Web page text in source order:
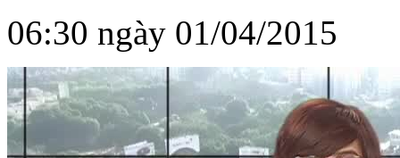
06:30 ngày 01/04/2015